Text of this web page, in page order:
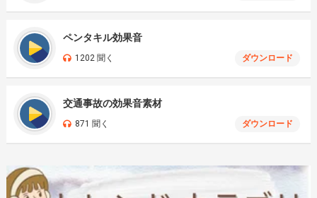
ペンタキル効果音
1202 聞く ダウンロード
交通事故の効果音素材
871 聞く ダウンロード